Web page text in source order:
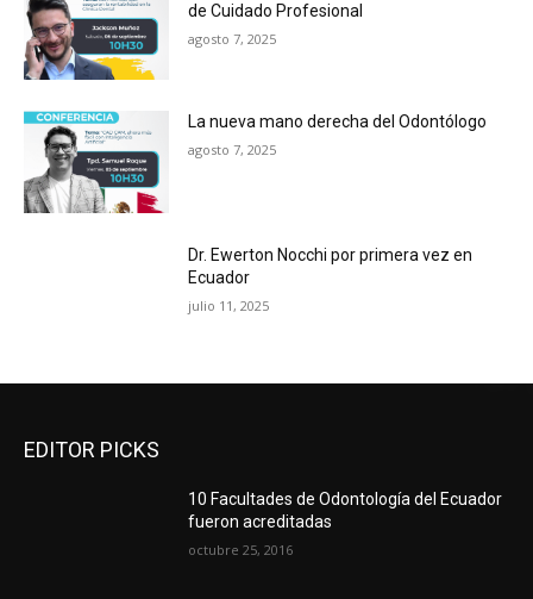
de Cuidado Profesional
agosto 7, 2025
La nueva mano derecha del Odontólogo
agosto 7, 2025
Dr. Ewerton Nocchi por primera vez en
Ecuador
julio 11, 2025
EDITOR PICKS
10 Facultades de Odontología del Ecuador
fueron acreditadas
octubre 25, 2016